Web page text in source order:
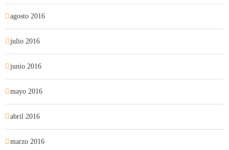
agosto 2016
julio 2016
junio 2016
mayo 2016
abril 2016
marzo 2016